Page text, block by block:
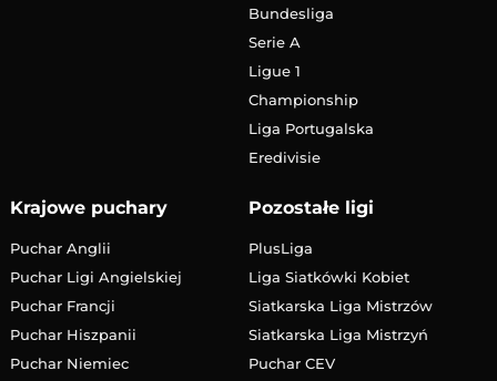
Bundesliga
Serie A
Ligue 1
Championship
Liga Portugalska
Eredivisie
Krajowe puchary
Puchar Anglii
Puchar Ligi Angielskiej
Puchar Francji
Puchar Hiszpanii
Puchar Niemiec
Pozostałe ligi
PlusLiga
Liga Siatkówki Kobiet
Siatkarska Liga Mistrzów
Siatkarska Liga Mistrzyń
Puchar CEV